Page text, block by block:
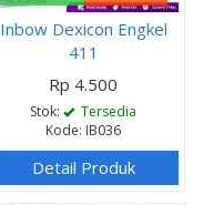
Inbow Dexicon Engkel
411
Rp 4.500
Stok:
Tersedia
Kode: IB036
Detail Produk